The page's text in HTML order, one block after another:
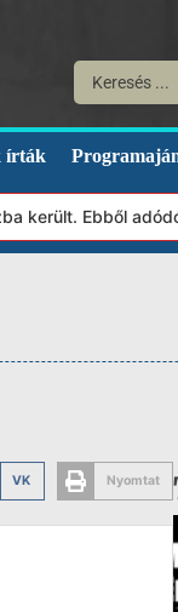
írták
Ebből
VK Nyomtat